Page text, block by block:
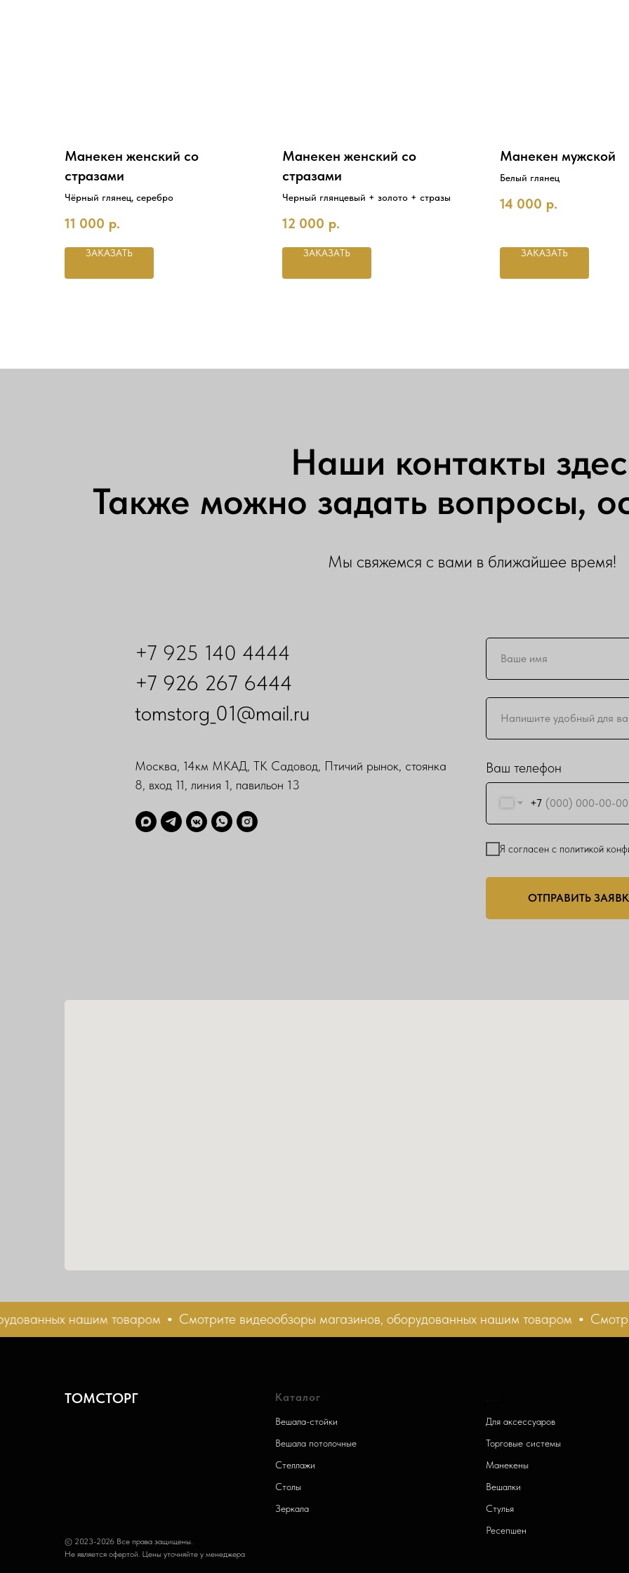
Манекен женский со
стразами
Чёрный глянец, серебро
11 000 р.
ЗАКАЗАТЬ
Манекен женский со
стразами
Черный глянцевый + золото + стразы
12 000 р.
ЗАКАЗАТЬ
Манекен мужской
Белый глянец
14 000 р.
ЗАКАЗАТЬ
Наши контакты
Также можно задать вопросы,
Мы свяжемся с вами в ближайшее время!
+7 925 140 4444
+7 926 267 6444
tomstorg_01@mail.ru
Москва, 14км МКАД, ТК Садовод, Птичий рынок, стоянка
8, вход 11, линия 1, павильон 13
Ваш телефон
+7
Я согласен с политикой
ОТПРАВИТЬ
нашим товаром Смотрите видеообзоры магазинов, оборудованных нашим товаром
ТОМСТОРГ
© 2023-2026 Все права защищены.
Не является офертой. Цены уточняйте у менеджера
Каталог
Вешала-стойки
Вешала потолочные
Стеллажи
Столы
Зеркала
Для аксессуаров
Торговые системы
Манекены
Вешалки
Стулья
Ресепшен